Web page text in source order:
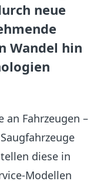
neue
Wandel hin
Fahrzeugen –
diese in
Modellen